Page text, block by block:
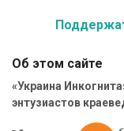
Об этом сайте
«Украина
энтузиастов